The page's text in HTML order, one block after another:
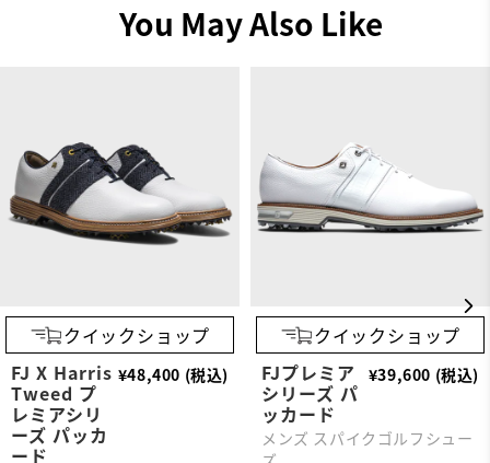
You May Also Like
クイックショップ
FJ X Harris
Tweed プ
レミアシリ
ーズ パッカ
ード
¥48,400 (税込)
クイックショップ
FJプレミア
シリーズ パ
ッカード
メンズ スパイクゴルフシュー
¥39,600 (税込)